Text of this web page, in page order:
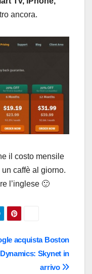
ancora.
il costo mensile
caffè al giorno.
l’inglese 🙂
acquista Boston
Dynamics: Skynet in
arrivo